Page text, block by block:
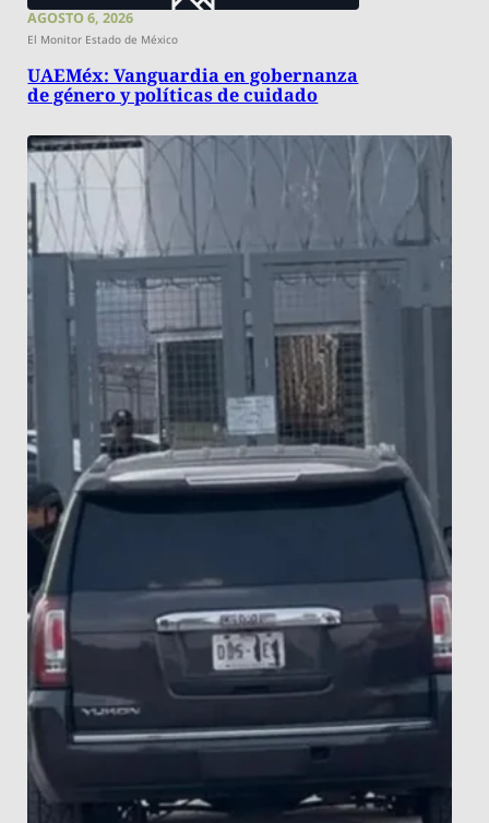
AGOSTO 6, 2026
El Monitor Estado de México
UAEMéx: Vanguardia en gobernanza
de género y políticas de cuidado